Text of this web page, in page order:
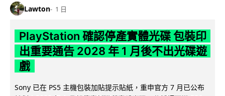
Lawton 1 日
PlayStation 確認停產實體光碟 包裝印
出重要通告 2028 年 1 月後不出光碟遊
戲
Sony 已在 PS5 主機包裝加貼提示貼紙，重申官方 7 月已公布